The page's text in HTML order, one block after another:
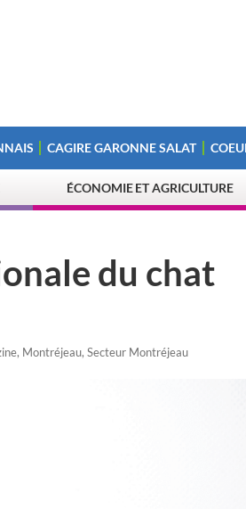
CAGIRE GARONNE SALAT
ÉCONOMIE ET AGRICULTURE
du chat
, Montréjeau, Secteur Montréjeau